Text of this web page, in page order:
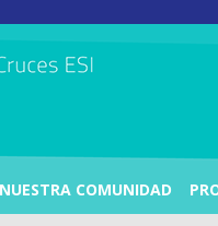
NUESTRA COMUNIDAD